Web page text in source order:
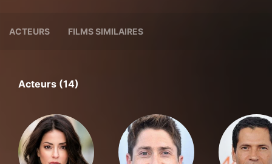
ACTEURS FILMS SIMILAIRES
Acteurs (14)